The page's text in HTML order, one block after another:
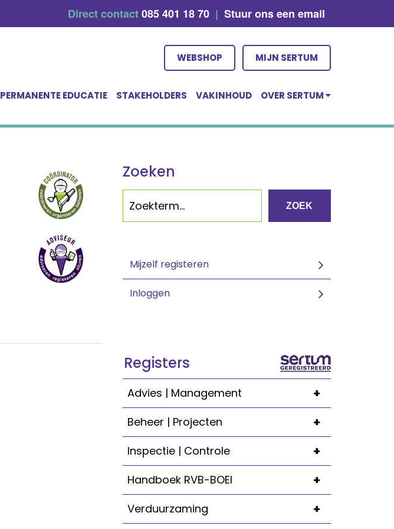
Direct contact085 401 18 70 | Stuur ons een email
WEBSHOP MIJN SERTUM
PERMANENTE EDUCATIE STAKEHOLDERS VAKINHOUD OVER SERTUM
Zoeken
ZOEK
Mijzelf registeren
Inloggen
Registers
+
Advies | Management
+
Beheer | Projecten
+
Inspectie | Controle
+
Handboek RVB-BOEI
+
Verduurzaming